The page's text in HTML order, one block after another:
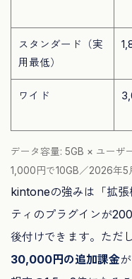
スタンダード（実
用最低）
ワイド
データ容量: 5GB × ユーザ
1,000円で10GB／2026年5
kintoneの強みは「拡
ティのプラグインが
後付けできます。ただし
30,000円の追加課金